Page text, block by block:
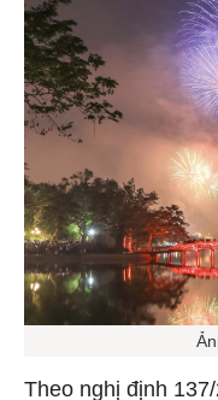
Theo nghị định